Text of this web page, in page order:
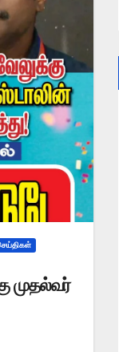
முதல்வர்